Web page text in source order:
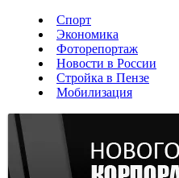
Спорт
Экономика
Фоторепортаж
Новости в России
Стройка в Пензе
Мобилизация